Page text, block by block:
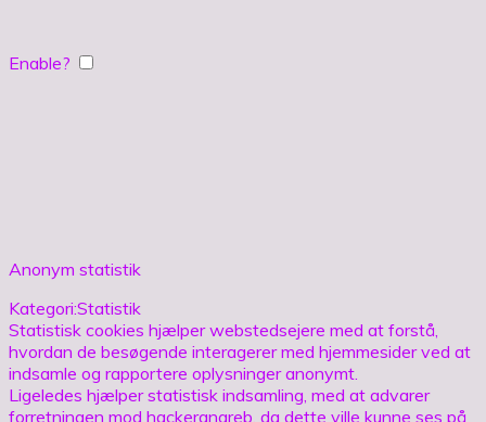
Enable?
Anonym statistik
Kategori:Statistik
Statistisk cookies hjælper webstedsejere med at forstå,
hvordan de besøgende interagerer med hjemmesider ved at
indsamle og rapportere oplysninger anonymt.
Ligeledes hjælper statistisk indsamling, med at advarer
forretningen mod hackerangreb, da dette ville kunne ses på